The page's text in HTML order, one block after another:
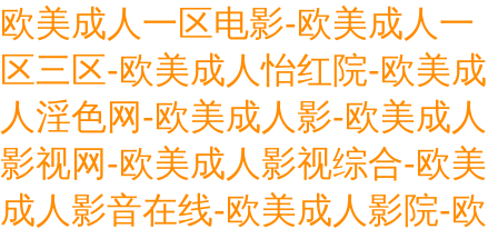
欧美成人一区电影-欧美成人一
区三区-欧美成人怡红院-欧美成
人淫色网-欧美成人影-欧美成人
影视网-欧美成人影视综合-欧美
成人影音在线-欧美成人影院-欧